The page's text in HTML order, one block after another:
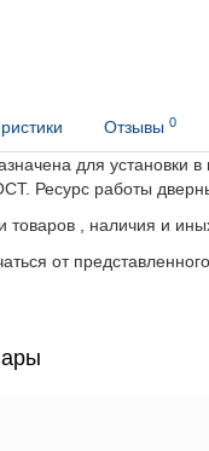
Отзывы 0
для установки
Ресурс работы
товаров , наличия и
от